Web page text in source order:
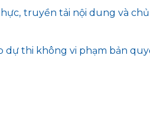
truyền tải nội dung và
dự thi không vi phạm bản